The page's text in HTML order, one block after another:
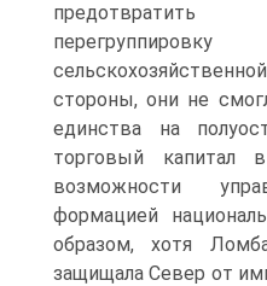
предотвратить
стороны, они не
единства на
торговый
возможности
форма­цией
образом, хотя
защищала Север от